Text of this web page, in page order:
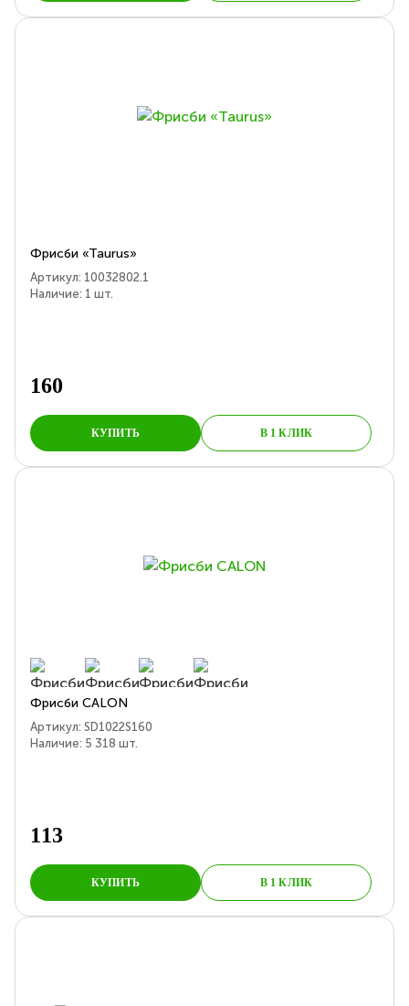
Фрисби «Taurus»
Артикул: 10032802.1
Наличие: 1 шт.
160
КУПИТЬ В 1 КЛИК
Фрисби CALON
Артикул: SD1022S160
Наличие: 5 318 шт.
113
КУПИТЬ В 1 КЛИК